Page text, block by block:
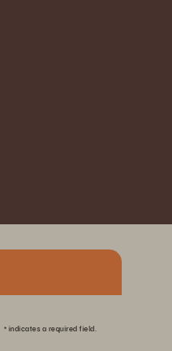
* indicates a required field.